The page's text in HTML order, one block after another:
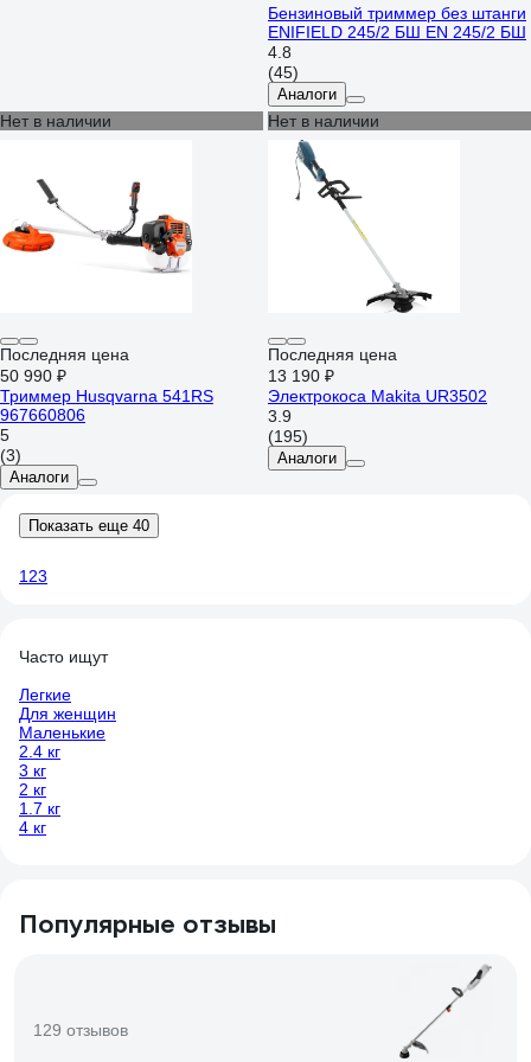
Бензиновый триммер без штанги
ENIFIELD 245/2 БШ EN 245/2 БШ
4.8
(45)
Аналоги
Нет в наличии
Последняя цена
50 990 ₽
Триммер Husqvarna 541RS
967660806
5
(3)
Аналоги
Нет в наличии
Последняя цена
13 190 ₽
Электрокоса Makita UR3502
3.9
(195)
Аналоги
Показать еще 40
1 23
Часто ищут
Легкие
Для женщин
Маленькие
2.4 кг
3 кг
2 кг
1.7 кг
4 кг
Популярные отзывы
129 отзывов